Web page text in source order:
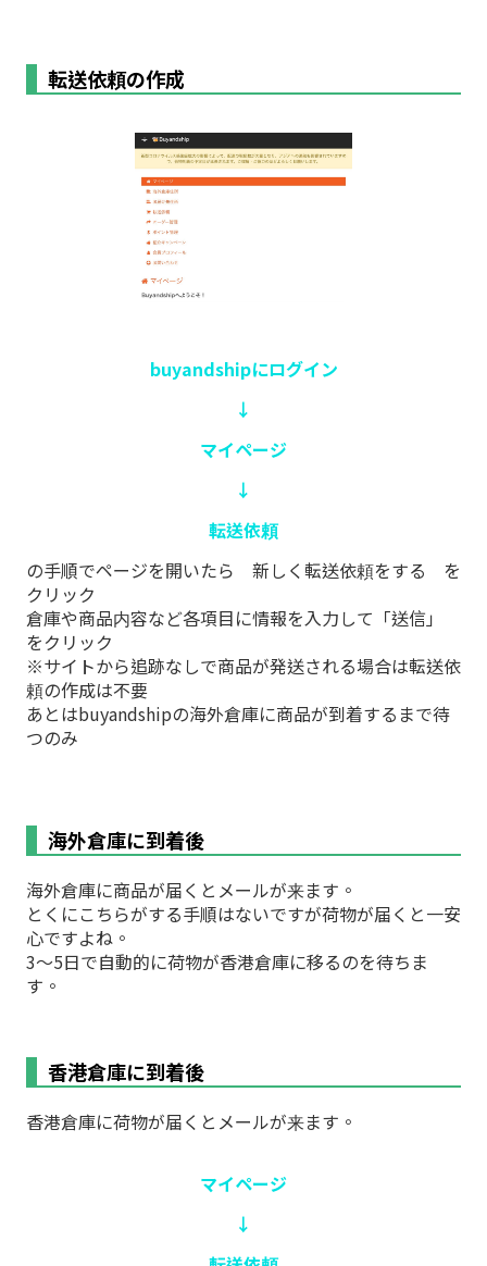
転送依頼の作成
buyandshipにログイン
↓
マイページ
↓
転送依頼
の手順でページを開いたら 新しく転送依頼をする を
クリック
倉庫や商品内容など各項目に情報を入力して「送信」
をクリック
※サイトから追跡なしで商品が発送される場合は転送依
頼の作成は不要
あとはbuyandshipの海外倉庫に商品が到着するまで待
つのみ
海外倉庫に到着後
海外倉庫に商品が届くとメールが来ます。
とくにこちらがする手順はないですが荷物が届くと一安
心ですよね。
3〜5日で自動的に荷物が香港倉庫に移るのを待ちま
す。
香港倉庫に到着後
香港倉庫に荷物が届くとメールが来ます。
マイページ
↓